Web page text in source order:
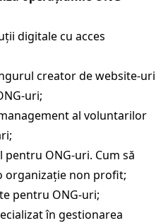
digitale cu acces
creator de website-uri
uri;
al voluntarilor
pentru ONG-uri. Cum să
organizație non profit;
pentru ONG-uri;
în gestionarea